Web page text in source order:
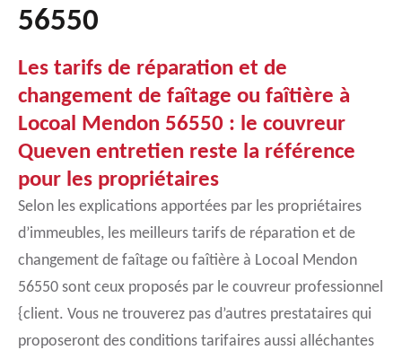
56550
Les tarifs de réparation et de
changement de faîtage ou faîtière à
Locoal Mendon 56550 : le couvreur
Queven entretien reste la référence
pour les propriétaires
Selon les explications apportées par les propriétaires
d’immeubles, les meilleurs tarifs de réparation et de
changement de faîtage ou faîtière à Locoal Mendon
56550 sont ceux proposés par le couvreur professionnel
{client. Vous ne trouverez pas d’autres prestataires qui
proposeront des conditions tarifaires aussi alléchantes